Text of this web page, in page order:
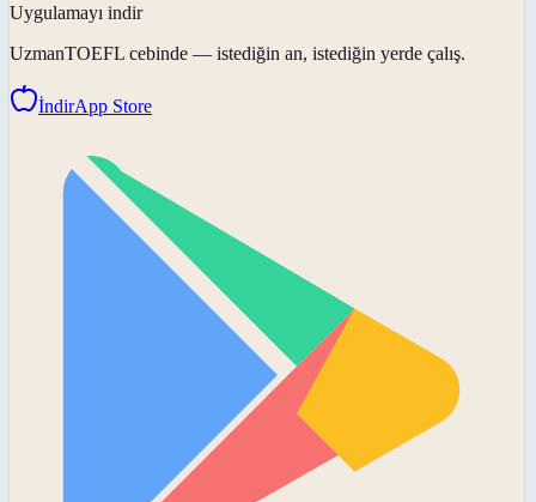
Uygulamayı indir
UzmanTOEFL cebinde — istediğin an, istediğin yerde çalış.
İndirApp Store